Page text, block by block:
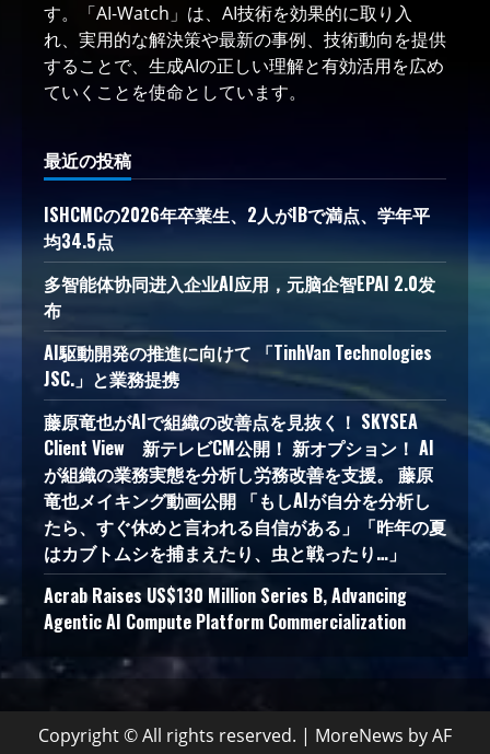
す。「AI-Watch」は、AI技術を効果的に取り入
れ、実用的な解決策や最新の事例、技術動向を提供
することで、生成AIの正しい理解と有効活用を広め
ていくことを使命としています。
最近の投稿
ISHCMCの2026年卒業生、2人がIBで満点、学年平
均34.5点
多智能体协同进入企业AI应用，元脑企智EPAI 2.0发
布
AI駆動開発の推進に向けて 「TinhVan Technologies
JSC.」と業務提携
藤原竜也がAIで組織の改善点を見抜く！ SKYSEA
Client View 新テレビCM公開！ 新オプション！ AI
が組織の業務実態を分析し労務改善を支援。 藤原
竜也メイキング動画公開 「もしAIが自分を分析し
たら、すぐ休めと言われる自信がある」「昨年の夏
はカブトムシを捕まえたり、虫と戦ったり…」
Acrab Raises US$130 Million Series B, Advancing
Agentic AI Compute Platform Commercialization
Copyright © All rights reserved. | MoreNews by AF